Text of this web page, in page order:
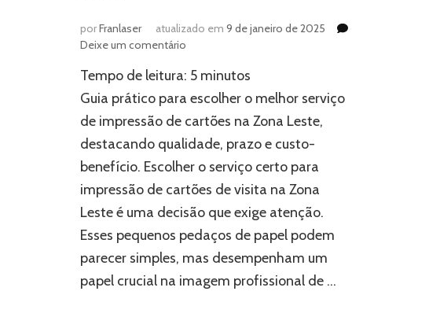
porFranlaser atualizado em 9 de janeiro de 2025
Deixe um comentário
escolher
o
serviço
de
impressão
cartões
na
zona
leste?
Tempo de leitura: 5 minutos
Guia prático para escolher o melhor serviço
de impressão de cartões na Zona Leste,
destacando qualidade, prazo e custo-
benefício. Escolher o serviço certo para
impressão de cartões de visita na Zona
Leste é uma decisão que exige atenção.
Esses pequenos pedaços de papel podem
parecer simples, mas desempenham um
papel crucial na imagem profissional de …